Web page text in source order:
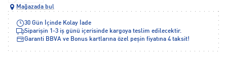
Mağazada bul
30 Gün İçinde Kolay İade
Siparişin 1-3 iş günü içerisinde kargoya teslim edilecektir.
Garanti BBVA ve Bonus kartlarına özel peşin fiyatına 4 taksit!